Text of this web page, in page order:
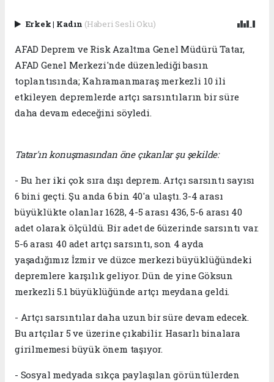
Erkek| Kadın (Haberi Sesli Oku)
AFAD Deprem ve Risk Azaltma Genel Müdürü Tatar,
AFAD Genel Merkezi'nde düzenlediği basın
toplantısında; Kahramanmaraş merkezli 10 ili
etkileyen depremlerde artçı sarsıntıların bir süre
daha devam edeceğini söyledi.
Tatar'ın konuşmasından öne çıkanlar şu şekilde:
- Bu her iki çok sıra dışı deprem. Artçı sarsıntı sayısı
6 bini geçti. Şu anda 6 bin 40'a ulaştı. 3-4 arası
büyüklükte olanlar 1628, 4-5 arası 436, 5-6 arası 40
adet olarak ölçüldü. Bir adet de 6üzerinde sarsıntı var.
5-6 arası 40 adet artçı sarsıntı, son 4 ayda
yaşadığımız İzmir ve düzce merkezi büyüklüğündeki
depremlere karşılık geliyor. Dün de yine Göksun
merkezli 5.1 büyüklüğünde artçı meydana geldi.
- Artçı sarsıntılar daha uzun bir süre devam edecek.
Bu artçılar 5 ve üzerine çıkabilir. Hasarlı binalara
girilmemesi büyük önem taşıyor.
- Sosyal medyada sıkça paylaşılan görüntülerden